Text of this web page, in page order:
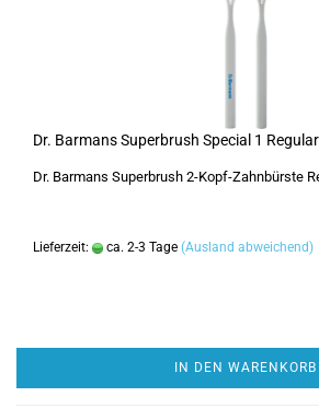
Dr. Barmans Superbrush Special 1 Regular
Dr. Barmans Superbrush 2-Kopf-Zahnbürste
Lieferzeit: ca. 2-3 Tage (Ausland abweichend)
IN DEN WARENKORB